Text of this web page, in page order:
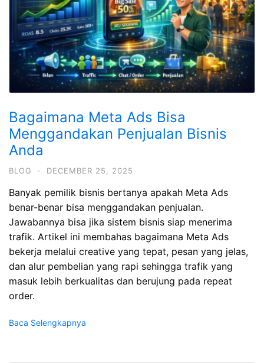
Bagaimana Meta Ads Bisa
Menggandakan Penjualan Bisnis
Anda
BLOG · DECEMBER 25, 2025
Banyak pemilik bisnis bertanya apakah Meta Ads
benar-benar bisa menggandakan penjualan.
Jawabannya bisa jika sistem bisnis siap menerima
trafik. Artikel ini membahas bagaimana Meta Ads
bekerja melalui creative yang tepat, pesan yang jelas,
dan alur pembelian yang rapi sehingga trafik yang
masuk lebih berkualitas dan berujung pada repeat
order.
Baca Selengkapnya